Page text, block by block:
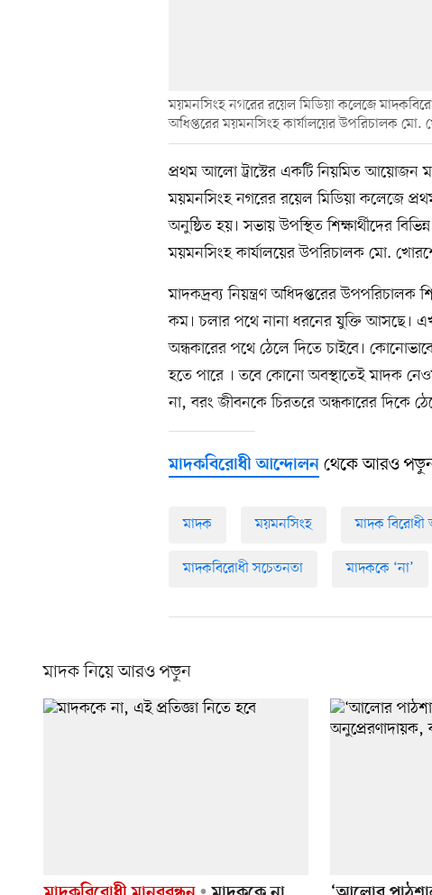
ময়মনসিংহ নগরের রয়েল মিডিয়া কলেজে
অধিপ্তরের ময়মনসিংহ কার্যালয়ের উপরিচালক
প্রথম আলো ট্রাস্টের একটি নিয়মিত আয়োজন
ময়মনসিংহ নগরের রয়েল মিডিয়া কলেজে
অনুষ্ঠিত হয়। সভায় উপস্থিত শিক্ষার্থীদের
ময়মনসিংহ কার্যালয়ের উপরিচালক মো.
মাদকদ্রব্য নিয়ন্ত্রণ অধিদপ্তরের উপপরিচালক
কম। চলার পথে নানা ধরনের যুক্তি আসছে।
অন্ধকারের পথে ঠেলে দিতে চাইবে।
হতে পারে । তবে কোনো অবস্থাতেই মাদক
না, বরং জীবনকে চিরতরে অন্ধকারের দিকে
মাদকবিরোধী আন্দোলন থেকে আরও
মাদক ময়মনসিংহ মাদক বিরোধী
মাদকবিরোধী সচেতনতা মাদককে ‘না’
মাদক নিয়ে আরও পড়ুন